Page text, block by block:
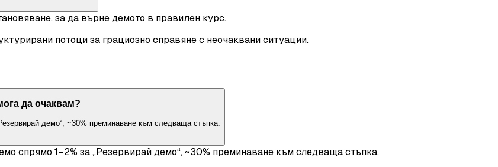
за да върне демото в правилен курс.
потоци за грациозно справяне с неочаквани ситуации.
да очаквам?
демо“, ~30% преминаване към следваща стъпка.
спрямо 1–2% за „Резервирай демо“, ~30% преминаване към следваща стъпка.